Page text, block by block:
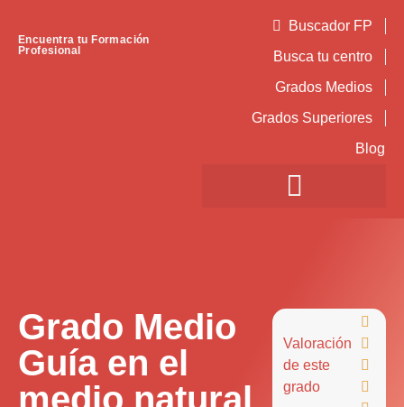
Encuentra tu Formación
Profesional
Buscador FP
Busca tu centro
Grados Medios
Grados Superiores
Blog
Grado Medio
Guía en el
medio natural
Valoración
de este
grado



